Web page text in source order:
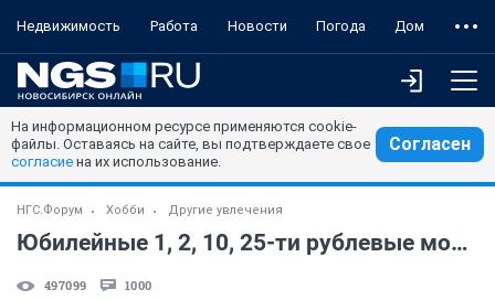
Недвижимость Работа Новости Погода Дом
На информационном ресурсе применяются cookie-
файлы. Оставаясь на сайте, вы подтверждаете свое
согласие на их использование.
Согласен
НГС.Форум Хобби Другие увлечения
Юбилейные 1, 2, 10, 25-ти рублевые монеты РФ!!! (часть 5)
497099 1000